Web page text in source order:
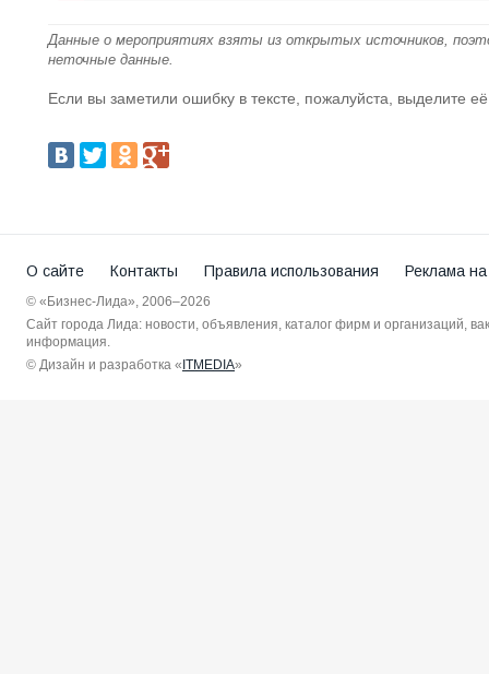
Данные о мероприятиях взяты из открытых источников,
неточные данные.
Если вы заметили ошибку в тексте, пожалуйста, выделите
О сайте Контакты Правила использования Реклама
© «Бизнес-Лида», 2006–2026
Сайт города Лида: новости, объявления, каталог фирм и организаций,
информация.
© Дизайн и разработка «ITMEDIA»